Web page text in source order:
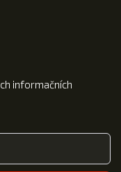
informačních